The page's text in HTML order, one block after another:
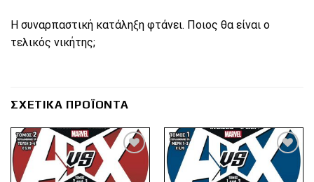
Η συναρπαστική κατάληξη φτάνει. Ποιος θα είναι ο
τελικός νικήτης;
ΣΧΕΤΙΚΆ ΠΡΟΪΌΝΤΑ